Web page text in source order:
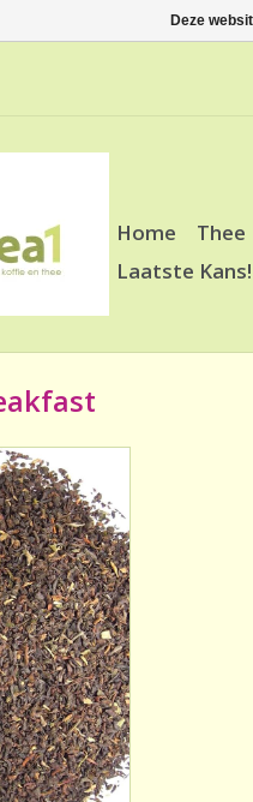
Home Thee
Laatste Kans!
Deze